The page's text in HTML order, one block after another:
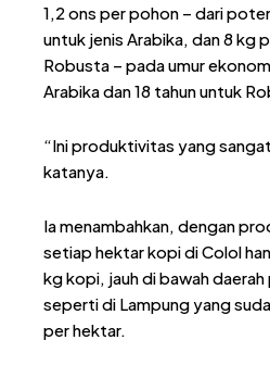
1,2 ons per pohon – dari
untuk jenis Arabika, dan 8 kg
Robusta – pada umur
Arabika dan 18 tahun untuk
“Ini produktivitas yang
katanya.
Ia menambahkan, dengan
setiap hektar kopi di Colol
kg kopi, jauh di bawah daerah
seperti di Lampung yang
per hektar.